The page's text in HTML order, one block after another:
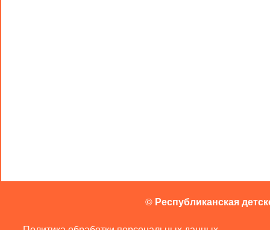
© Республиканская